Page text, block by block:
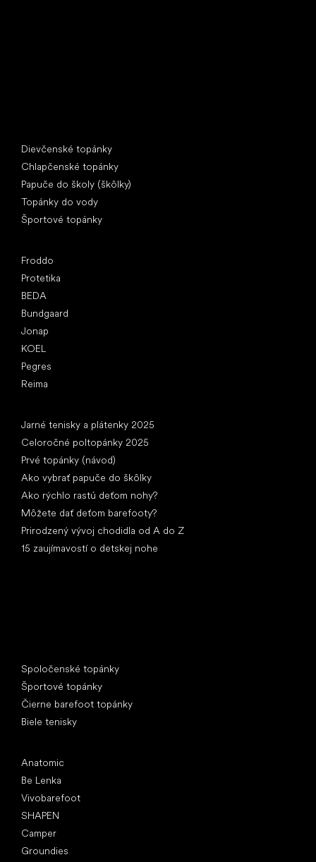
Dievčenské topánky
Chlapčenské topánky
Papuče do školy (škôlky)
Topánky do vody
Športové topánky
Froddo
Protetika
BEDA
Bundgaard
Jonap
KOEL
Pegres
Reima
Jarné tenisky a plátenky 2025
Celoročné poltopánky 2025
Prvé topánky (návod)
Ako vybrať papuče do škôlky
Ako rýchlo rastú deťom nohy?
Môžete dať deťom barefooty?
Prirodzený vývoj chodidla od A do Z
15 zaujímavostí o detskej nohe
Spoločenské topánky
Športové topánky
Čierne barefoot topánky
Biele tenisky
Anatomic
Be Lenka
Vivobarefoot
SHAPEN
Camper
Groundies